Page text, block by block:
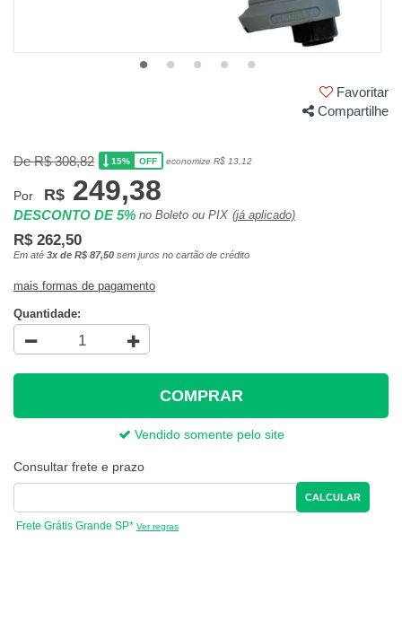
Favoritar
Compartilhe
De R$ 308,82 15% OFF economize R$ 13,12
Por R$ 249,38
DESCONTO DE 5% no Boleto ou PIX (já aplicado)
R$ 262,50
Em até 3x de R$ 87,50 sem juros no cartão de crédito
mais formas de pagamento
Quantidade:
COMPRAR
Vendido somente pelo site
Consultar frete e prazo
CALCULAR
Frete Grátis Grande SP* Ver regras